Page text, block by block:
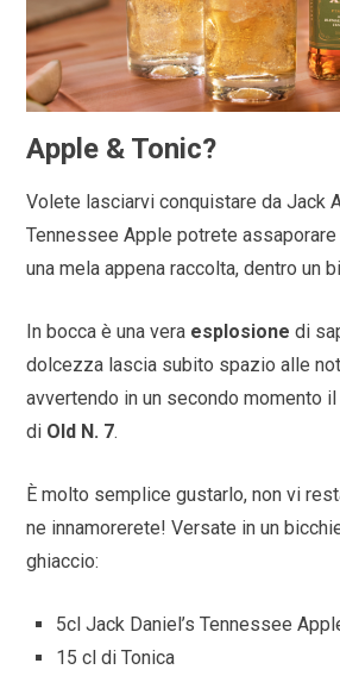
Apple & Tonic?
Volete lasciarvi conquistare da Jack
Tennessee Apple potrete
una mela appena raccolta, dentro un
In bocca è una vera esplosione di
dolcezza lascia subito spazio alle
avvertendo in un secondo momento
di Old N. 7.
È molto semplice gustarlo, non vi
ne innamorerete! Versate in un
ghiaccio:
5cl Jack Daniel’s Tennessee
15 cl di Tonica